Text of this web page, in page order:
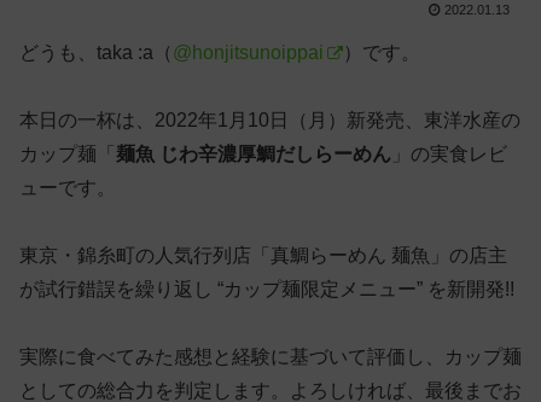
2022.01.13
どうも、taka :a（ @honjitsunoippai ）です。
本日の一杯は、2022年1月10日（月）新発売、東洋水産の
カップ麺「 麺魚 じわ辛濃厚鯛だしらーめん 」の実食レビ
ューです。
東京・錦糸町の人気行列店「真鯛らーめん 麺魚」の店主
が試行錯誤を繰り返し “カップ麺限定メニュー” を新開発!!
実際に食べてみた感想と経験に基づいて評価し、カップ麺
としての総合力を判定します。よろしければ、最後までお